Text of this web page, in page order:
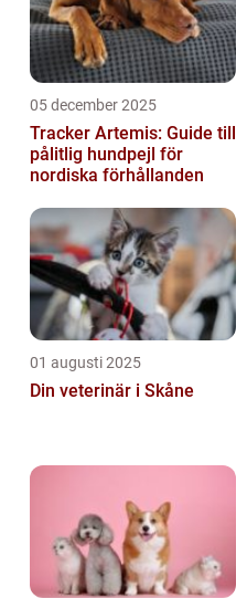
05 december 2025
Tracker Artemis: Guide till
pålitlig hundpejl för
nordiska förhållanden
01 augusti 2025
Din veterinär i Skåne